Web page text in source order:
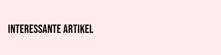
Interessante artikel